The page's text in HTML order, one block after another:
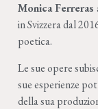
Monica Ferreras
in Svizzera dal
poetica.
Le sue opere
sue esperienze
della sua